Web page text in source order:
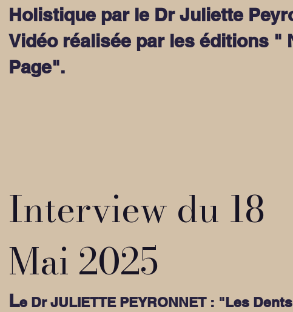
Holistique par le Dr Juliette
Vidéo réalisée par les éditions "
Page".
Interview du 18
Mai 2025
Le Dr JULIETTE PEYRONNET : "Les